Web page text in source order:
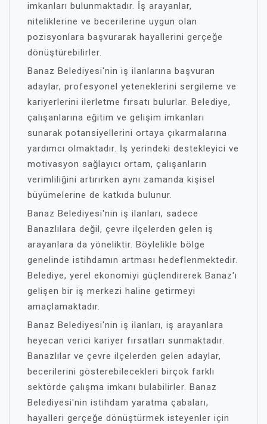
imkanları bulunmaktadır. İş arayanlar,
niteliklerine ve becerilerine uygun olan
pozisyonlara başvurarak hayallerini gerçeğe
dönüştürebilirler.
Banaz Belediyesi'nin iş ilanlarına başvuran
adaylar, profesyonel yeteneklerini sergileme ve
kariyerlerini ilerletme fırsatı bulurlar. Belediye,
çalışanlarına eğitim ve gelişim imkanları
sunarak potansiyellerini ortaya çıkarmalarına
yardımcı olmaktadır. İş yerindeki destekleyici ve
motivasyon sağlayıcı ortam, çalışanların
verimliliğini artırırken aynı zamanda kişisel
büyümelerine de katkıda bulunur.
Banaz Belediyesi'nin iş ilanları, sadece
Banazlılara değil, çevre ilçelerden gelen iş
arayanlara da yöneliktir. Böylelikle bölge
genelinde istihdamın artması hedeflenmektedir.
Belediye, yerel ekonomiyi güçlendirerek Banaz'ı
gelişen bir iş merkezi haline getirmeyi
amaçlamaktadır.
Banaz Belediyesi'nin iş ilanları, iş arayanlara
heyecan verici kariyer fırsatları sunmaktadır.
Banazlılar ve çevre ilçelerden gelen adaylar,
becerilerini gösterebilecekleri birçok farklı
sektörde çalışma imkanı bulabilirler. Banaz
Belediyesi'nin istihdam yaratma çabaları,
hayalleri gerçeğe dönüştürmek isteyenler için